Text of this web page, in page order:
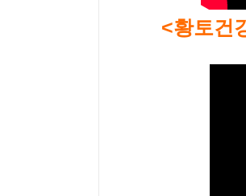
<황토건